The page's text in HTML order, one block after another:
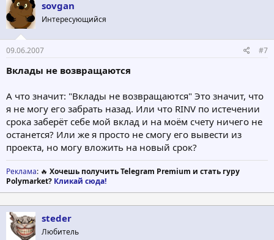
sovgan
Интересующийся
09.06.2007 #7
Вклады не возвращаются
А что значит: "Вклады не возвращаются" Это значит, что
я не могу его забрать назад. Или что RINV по истечении
срока заберёт себе мой вклад и на моём счету ничего не
останется? Или же я просто не смогу его вывести из
проекта, но могу вложить на новый срок?
Реклама: 🔥 Хочешь получить Telegram Premium и стать гуру
Polymarket? Кликай сюда!
steder
Любитель